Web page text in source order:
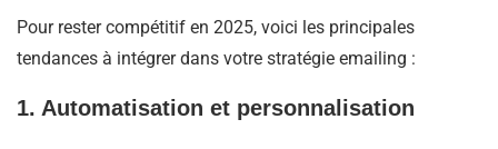
Pour rester compétitif en 2025, voici les principales
tendances à intégrer dans votre stratégie emailing :​
1. Automatisation et personnalisation